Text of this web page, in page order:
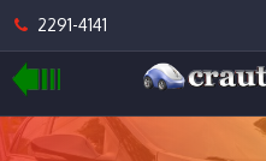
2291-4141